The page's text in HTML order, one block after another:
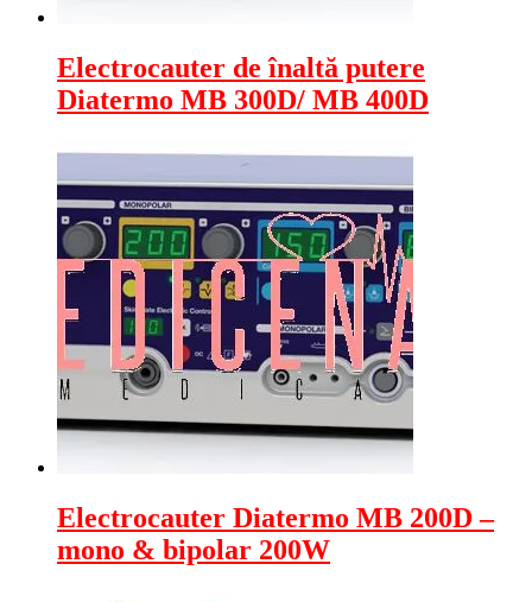
Electrocauter de înaltă putere
Diatermo MB 300D/ MB 400D
Electrocauter Diatermo MB 200D –
mono & bipolar 200W